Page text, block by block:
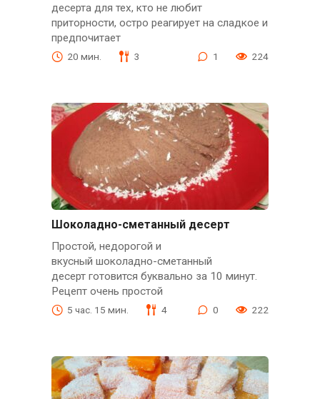
десерта для тех, кто не любит
приторности, остро реагирует на сладкое и
предпочитает
20 мин. 3 1 224
Шоколадно-сметанный десерт
Простой, недорогой и
вкусный шоколадно-сметанный
десерт готовится буквально за 10 минут.
Рецепт очень простой
5 час. 15 мин. 4 0 222